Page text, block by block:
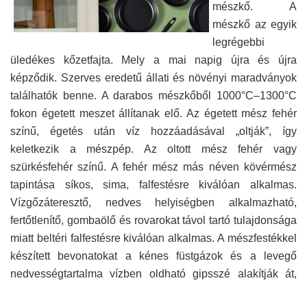
mészkő. A
mészkő az egyik
legrégebbi
üledékes kőzetfajta. Mely a mai napig újra és újra
képződik. Szerves eredetű állati és növényi maradványok
találhatók benne. A darabos mészkőből 1000°C–1300°C
fokon égetett meszet állítanak elő. Az égetett mész fehér
színű, égetés után víz hozzáadásával „oltják”, így
keletkezik a mészpép. Az oltott mész fehér vagy
szürkésfehér színű. A fehér mész más néven kövérmész
tapintása síkos, sima, falfestésre kiválóan alkalmas.
Vízgőzáteresztő, nedves helyiségben alkalmazható,
fertőtlenítő, gombaölő és rovarokat távol tartó tulajdonsága
miatt beltéri falfestésre kiválóan alkalmas. A mészfestékkel
készített bevonatokat a kénes füstgázok és a levegő
nedvességtartalma vízben oldható gipsszé alakítják át,